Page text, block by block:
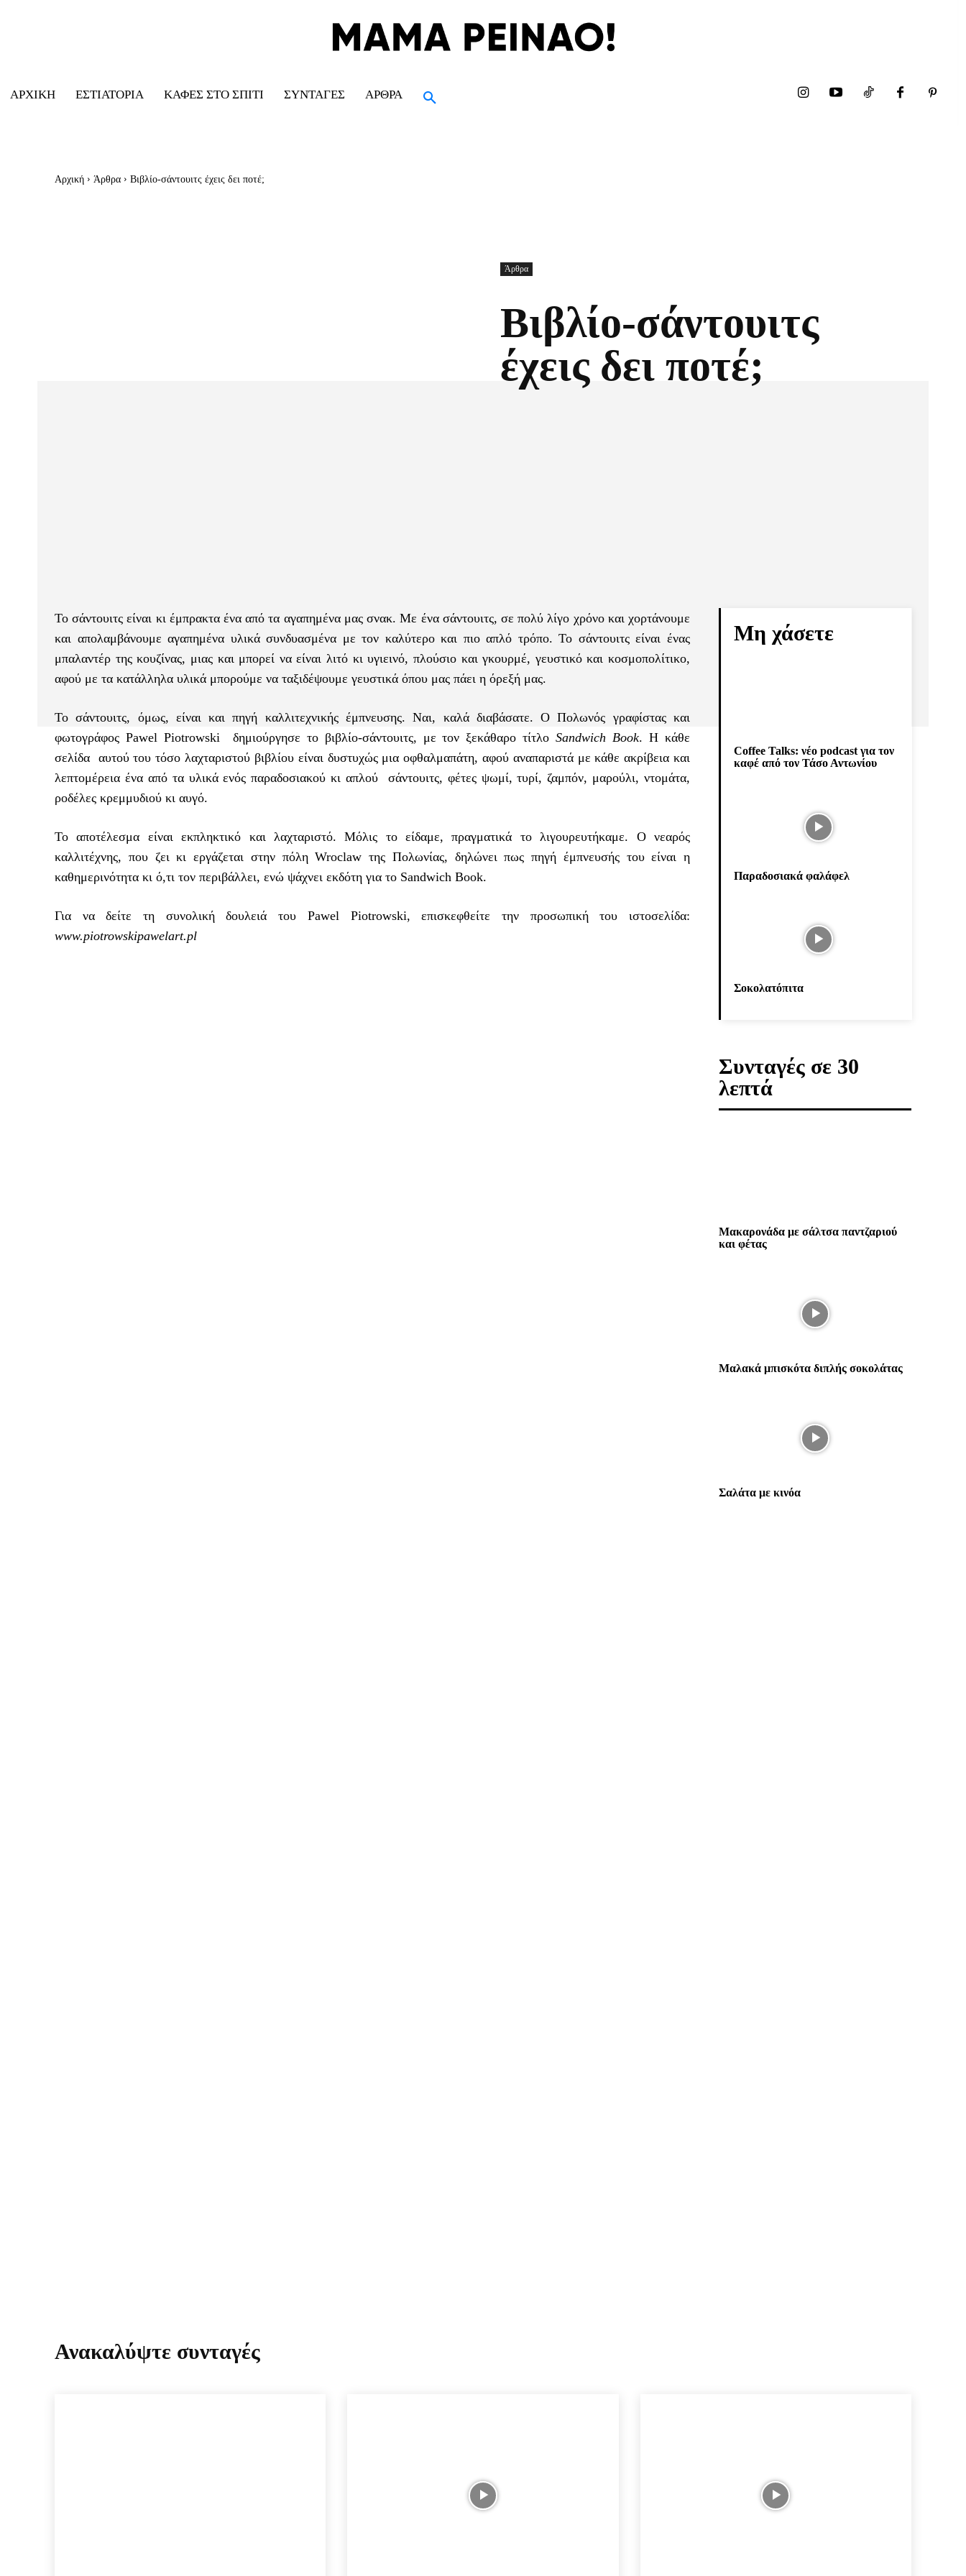
ΑΡΧΙΚΉ ΕΣΤΙΑΤΌΡΙΑ ΚΑΦΈΣ ΣΤΟ ΣΠΊΤΙ ΣΥΝΤΑΓΈΣ ΆΡΘΡΑ
Αρχική Άρθρα Βιβλίο-σάντουιτς έχεις δει ποτέ;
Άρθρα
Βιβλίο-σάντουιτς
έχεις δει ποτέ;
Το σάντουιτς είναι κι έμπρακτα ένα από τα αγαπημένα μας σνακ. Με ένα σάντουιτς, σε πολύ λίγο χρόνο και χορτάνουμε
και απολαμβάνουμε αγαπημένα υλικά συνδυασμένα με τον καλύτερο και πιο απλό τρόπο. Το σάντουιτς είναι ένας
μπαλαντέρ της κουζίνας, μιας και μπορεί να είναι λιτό κι υγιεινό, πλούσιο και γκουρμέ, γευστικό και κοσμοπολίτικο,
αφού με τα κατάλληλα υλικά μπορούμε να ταξιδέψουμε γευστικά όπου μας πάει η όρεξή μας.
Το σάντουιτς, όμως, είναι και πηγή καλλιτεχνικής έμπνευσης. Ναι, καλά διαβάσατε. Ο Πολωνός γραφίστας και
φωτογράφος Pawel Piotrowski δημιούργησε το βιβλίο-σάντουιτς, με τον ξεκάθαρο τίτλοSandwich Book. Η κάθε
σελίδα αυτού του τόσο λαχταριστού βιβλίου είναι δυστυχώς μια οφθαλμαπάτη, αφού αναπαριστά με κάθε ακρίβεια και
λεπτομέρεια ένα από τα υλικά ενός παραδοσιακού κι απλού σάντουιτς, φέτες ψωμί, τυρί, ζαμπόν, μαρούλι, ντομάτα,
ροδέλες κρεμμυδιού κι αυγό.
Το αποτέλεσμα είναι εκπληκτικό και λαχταριστό. Μόλις το είδαμε, πραγματικά το λιγουρευτήκαμε. Ο νεαρός
καλλιτέχνης, που ζει κι εργάζεται στην πόλη Wroclaw της Πολωνίας, δηλώνει πως πηγή έμπνευσής του είναι η
καθημερινότητα κι ό,τι τον περιβάλλει, ενώ ψάχνει εκδότη για το Sandwich Book.
Για να δείτε τη συνολική δουλειά του Pawel Piotrowski, επισκεφθείτε την προσωπική του ιστοσελίδα:
www.piotrowskipawelart.pl
Μη χάσετε
Coffee Talks: νέο podcast για τον
καφέ από τον Τάσο Αντωνίου
Παραδοσιακά φαλάφελ
Σοκολατόπιτα
Συνταγές σε 30
λεπτά
Μακαρονάδα με σάλτσα παντζαριού
και φέτας
Μαλακά μπισκότα διπλής σοκολάτας
Σαλάτα με κινόα
Ανακαλύψτε συνταγές